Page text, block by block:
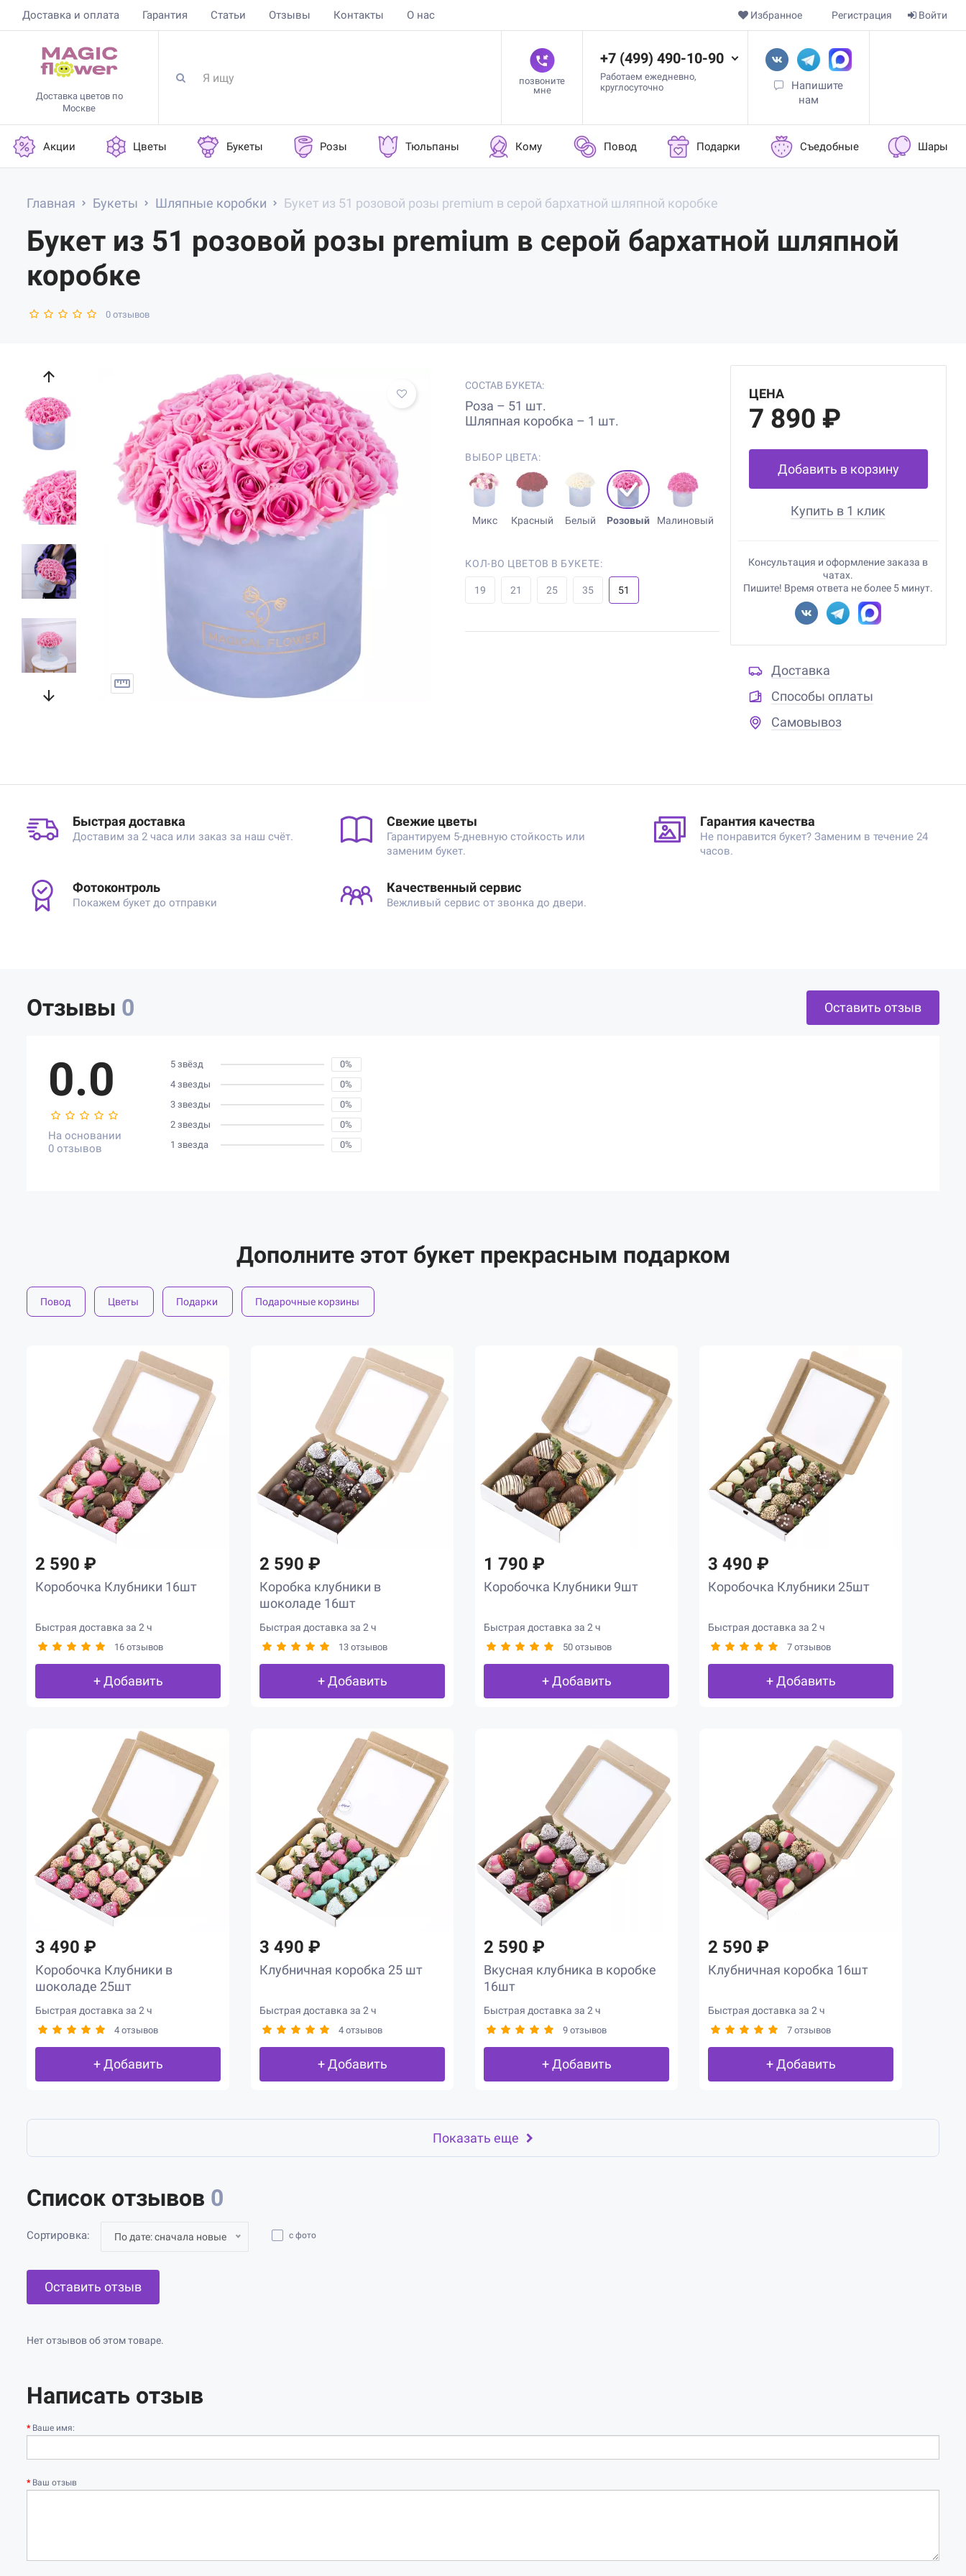
Доставка и оплата Гарантия Статьи Отзывы Контакты О нас Войти
Регистрация
Избранное
Доставка цветов по
Москве
позвоните
мне
+7 (499) 490-10-90
Работаем ежедневно,
круглосуточно
Напишите
нам
Акции Цветы Букеты Розы Тюльпаны Кому Повод Подарки Съедобные Шары
Главная Букеты Шляпные коробки Букет из 51 розовой розы premium в серой бархатной шляпной коробке
Букет из 51 розовой розы premium в серой бархатной шляпной
коробке
0 отзывов
СОСТАВ БУКЕТА:
Роза – 51 шт.
Шляпная коробка – 1 шт.
ВЫБОР ЦВЕТА:
Микс Красный Белый Розовый Малиновый
КОЛ-ВО ЦВЕТОВ В БУКЕТЕ:
19 21 25 35 51
ЦЕНА
7 890 ₽
Добавить в корзину
Купить в 1 клик
Консультация и оформление заказа в
чатах.
Пишите! Время ответа не более 5 минут.
Доставка
Способы оплаты
Самовывоз
Быстрая доставка
Доставим за 2 часа или заказ за наш счёт.
Свежие цветы
Гарантируем 5-дневную стойкость или
заменим букет.
Гарантия качества
Не понравится букет? Заменим в течение 24
часов.
Фотоконтроль
Покажем букет до отправки
Качественный сервис
Вежливый сервис от звонка до двери.
Отзывы 0 Оставить отзыв
0.0
На основании
0 отзывов
5 звёзд
0%
4 звезды
0%
3 звезды
0%
2 звезды
0%
1 звезда
0%
Дополните этот букет прекрасным подарком
Повод Цветы Подарки Подарочные корзины
2 590 ₽
Коробочка Клубники 16шт
Быстрая доставка за 2 ч
16 отзывов
+ Добавить
2 590 ₽
Коробка клубники в
шоколаде 16шт
Быстрая доставка за 2 ч
13 отзывов
+ Добавить
1 790 ₽
Коробочка Клубники 9шт
Быстрая доставка за 2 ч
50 отзывов
+ Добавить
3 490 ₽
Коробочка Клубники 25шт
Быстрая доставка за 2 ч
7 отзывов
+ Добавить
3 490 ₽
Коробочка Клубники в
шоколаде 25шт
Быстрая доставка за 2 ч
4 отзывов
+ Добавить
3 490 ₽
Клубничная коробка 25 шт
Быстрая доставка за 2 ч
4 отзывов
+ Добавить
2 590 ₽
Вкусная клубника в коробке
16шт
Быстрая доставка за 2 ч
9 отзывов
+ Добавить
2 590 ₽
Клубничная коробка 16шт
Быстрая доставка за 2 ч
7 отзывов
+ Добавить
Показать еще
Список отзывов 0
Сортировка: По дате: сначала новые с фото
Оставить отзыв
Нет отзывов об этом товаре.
Написать отзыв
Ваше имя:
Ваш отзыв